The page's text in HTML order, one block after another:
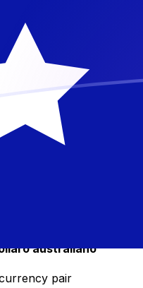
pair
francese
FRF
australiano
pair